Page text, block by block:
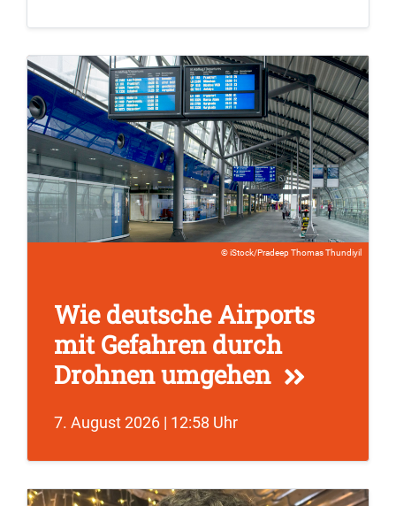
iStock/Pradeep Thomas Thundiyil
Wie deutsche Airports
mit Gefahren durch
Drohnen umgehen
7. August 2026 | 12:58 Uhr